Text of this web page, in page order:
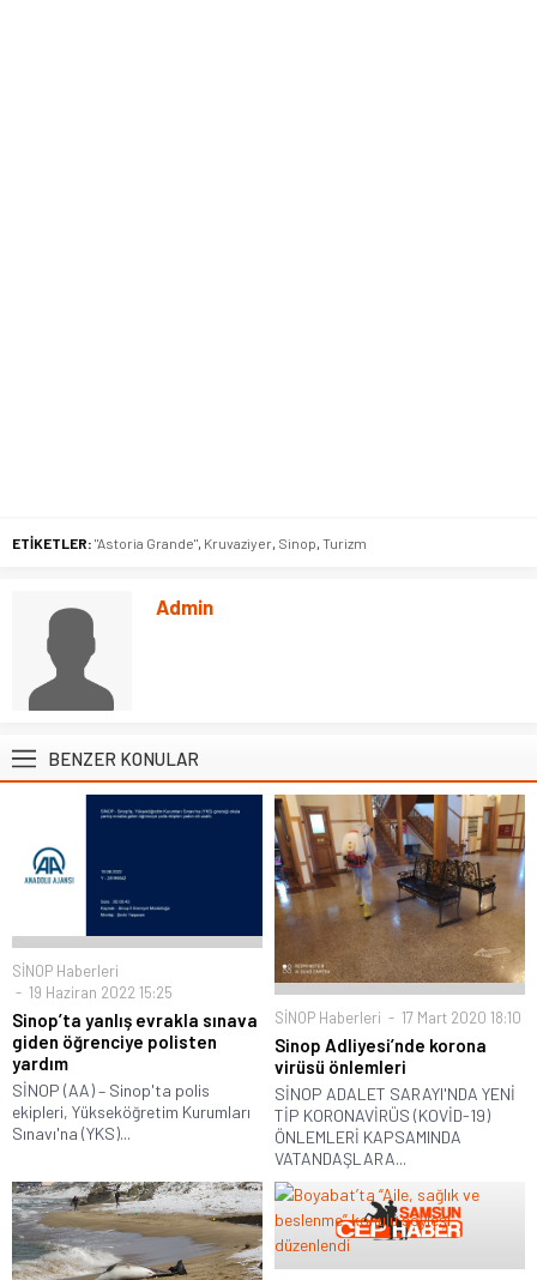
ETİKETLER: "Astoria Grande", Kruvaziyer, Sinop, Turizm
Admin
BENZER KONULAR
SİNOP Haberleri
19 Haziran 2022 15:25
Sinop’ta yanlış evrakla sınava
giden öğrenciye polisten
yardım
SİNOP (AA) – Sinop'ta polis
ekipleri, Yükseköğretim Kurumları
Sınavı'na (YKS)...
SİNOP Haberleri 17 Mart 2020 18:10
Sinop Adliyesi’nde korona
virüsü önlemleri
SİNOP ADALET SARAYI'NDA YENİ
TİP KORONAVİRÜS (KOVİD-19)
ÖNLEMLERİ KAPSAMINDA
VATANDAŞLARA...